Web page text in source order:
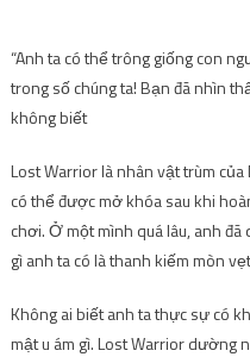
“Anh ta có thể trông giống con
trong số chúng ta! Bạn đã nhìn
không biết
Lost Warrior là nhân vật trùm
có thể được mở khóa sau khi
chơi. Ở một mình quá lâu, anh
gì anh ta có là thanh kiếm mòn
Không ai biết anh ta thực sự có
mật u ám gì. Lost Warrior dường